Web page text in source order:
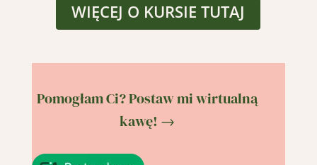
WIĘCEJ O KURSIE TUTAJ
Pomogłam Ci? Postaw mi wirtualną
kawę! →